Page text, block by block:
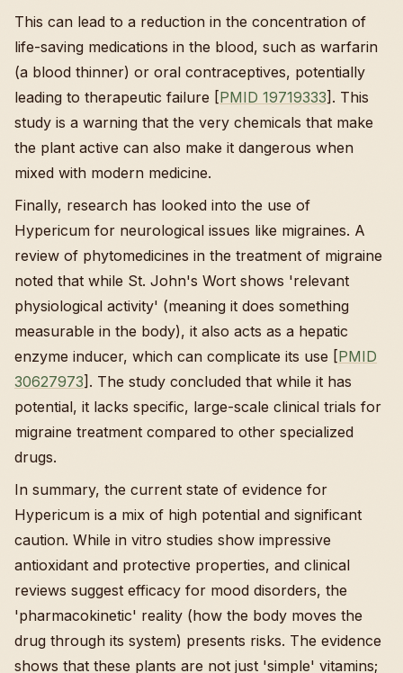
This can lead to a reduction in the concentration of
life-saving medications in the blood, such as warfarin
(a blood thinner) or oral contraceptives, potentially
leading to therapeutic failure [PMID 19719333]. This
study is a warning that the very chemicals that make
the plant active can also make it dangerous when
mixed with modern medicine.
Finally, research has looked into the use of
Hypericum for neurological issues like migraines. A
review of phytomedicines in the treatment of migraine
noted that while St. John's Wort shows 'relevant
physiological activity' (meaning it does something
measurable in the body), it also acts as a hepatic
enzyme inducer, which can complicate its use [PMID
30627973]. The study concluded that while it has
potential, it lacks specific, large-scale clinical trials for
migraine treatment compared to other specialized
drugs.
In summary, the current state of evidence for
Hypericum is a mix of high potential and significant
caution. While in vitro studies show impressive
antioxidant and protective properties, and clinical
reviews suggest efficacy for mood disorders, the
'pharmacokinetic' reality (how the body moves the
drug through its system) presents risks. The evidence
shows that these plants are not just 'simple' vitamins;